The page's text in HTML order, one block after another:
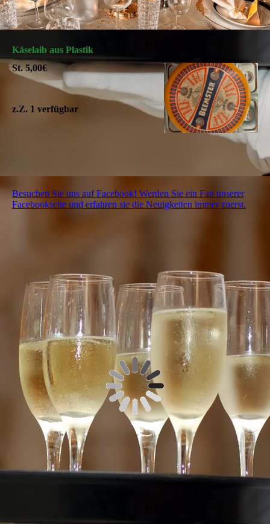
Käselaib aus Plastik
St. 5,00€
z.Z. 1 verfügbar
Besuchen Sie uns auf Facebook! Werden Sie ein Fan unserer
Facebookseite und erfahren sie die Neuigkeiten immer zuerst.